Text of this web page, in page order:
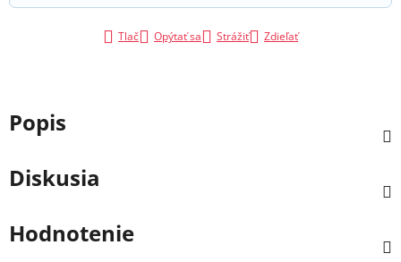
Tlač Opýtať sa Strážiť Zdieľať
Popis
Diskusia
Hodnotenie